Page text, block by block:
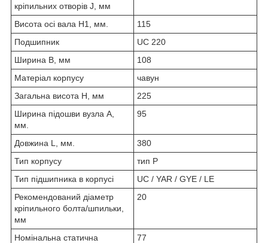
кріпильних отворів J, мм
Висота осі вала H1, мм.
115
Подшипник
UC 220
Ширина B, мм
108
Матеріал корпусу
чавун
Загальна висота H, мм
225
Ширина підошви вузла А,
мм.
95
Довжина L, мм.
380
Тип корпусу
тип P
Тип підшипника в корпусі
UC / YAR / GYE / LE
Рекомендований діаметр
кріпильного болта/шпильки,
мм
20
Номінальна статична 77